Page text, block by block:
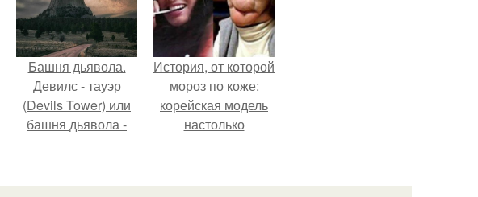
Башня дьявола.
Девилс - тауэр
(Devils Tower) или
башня дьявола -
происхождения
История, от которой
мороз по коже:
корейская модель
настолько
вколола себе в